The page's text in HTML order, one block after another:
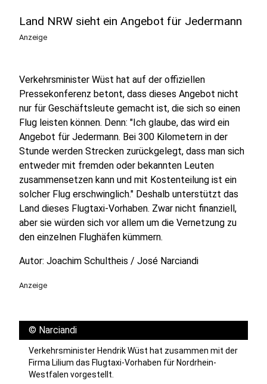
Land NRW sieht ein Angebot für Jedermann
Anzeige
Verkehrsminister Wüst hat auf der offiziellen
Pressekonferenz betont, dass dieses Angebot nicht
nur für Geschäftsleute gemacht ist, die sich so einen
Flug leisten können. Denn: "Ich glaube, das wird ein
Angebot für Jedermann. Bei 300 Kilometern in der
Stunde werden Strecken zurückgelegt, dass man sich
entweder mit fremden oder bekannten Leuten
zusammensetzen kann und mit Kostenteilung ist ein
solcher Flug erschwinglich." Deshalb unterstützt das
Land dieses Flugtaxi-Vorhaben. Zwar nicht finanziell,
aber sie würden sich vor allem um die Vernetzung zu
den einzelnen Flughäfen kümmern.
Autor: Joachim Schultheis / José Narciandi
Anzeige
© Narciandi
Verkehrsminister Hendrik Wüst hat zusammen mit der
Firma Lilium das Flugtaxi-Vorhaben für Nordrhein-
Westfalen vorgestellt.